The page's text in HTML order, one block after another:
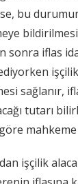
bu durumun
sonra iflas
sağlanır,
tutarı
işçilik